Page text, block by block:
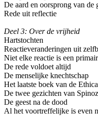
De aard en oorsprong van de
Rede uit reflectie
Deel 3: Over de vrijheid
Hartstochten
Reactieveranderingen uit
Niet elke reactie is een
De rede voldoet altijd
De menselijke knechtschap
Het laatste boek van de Ethica
De twee gezichten van
De geest na de dood
Al het voortreffelijke is even